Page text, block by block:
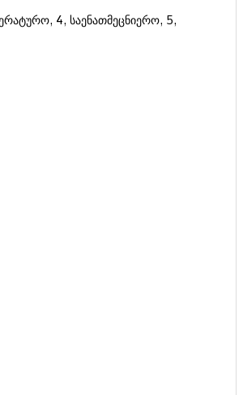
4, საენათმეცნიერო, 5,